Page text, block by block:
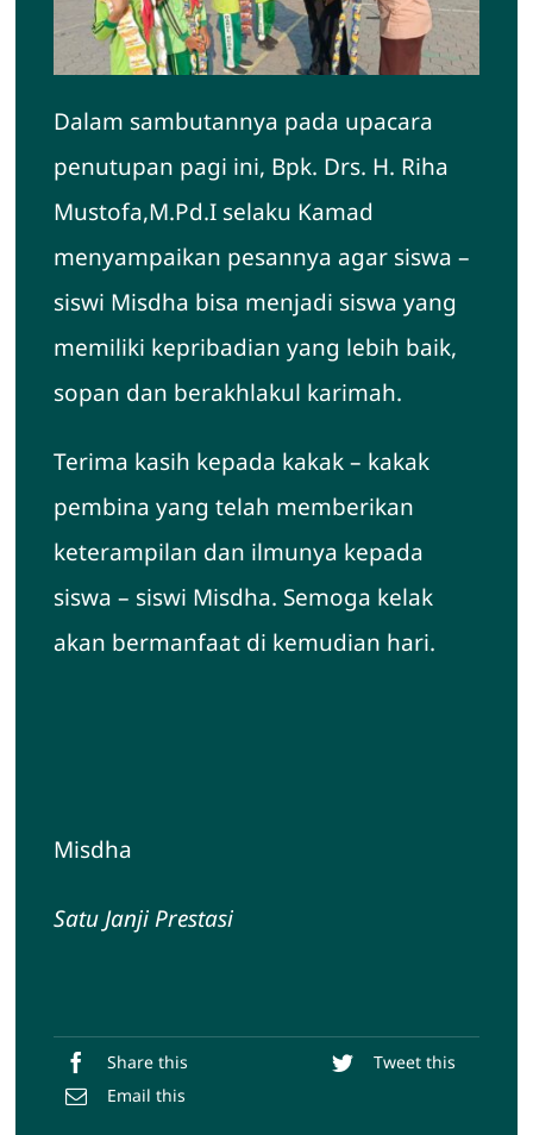
Dalam sambutannya pada upacara
penutupan pagi ini, Bpk. Drs. H. Riha
Mustofa,M.Pd.I selaku Kamad
menyampaikan pesannya agar siswa –
siswi Misdha bisa menjadi siswa yang
memiliki kepribadian yang lebih baik,
sopan dan berakhlakul karimah.
Terima kasih kepada kakak – kakak
pembina yang telah memberikan
keterampilan dan ilmunya kepada
siswa – siswi Misdha. Semoga kelak
akan bermanfaat di kemudian hari.
Misdha
Satu Janji Prestasi
Share this
Tweet this
Email this